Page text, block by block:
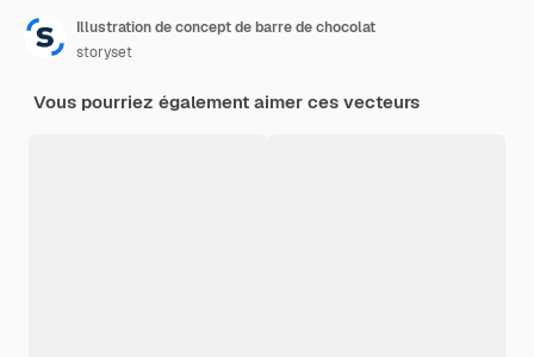
Illustration de concept de barre de chocolat
storyset
Vous pourriez également aimer ces vecteurs